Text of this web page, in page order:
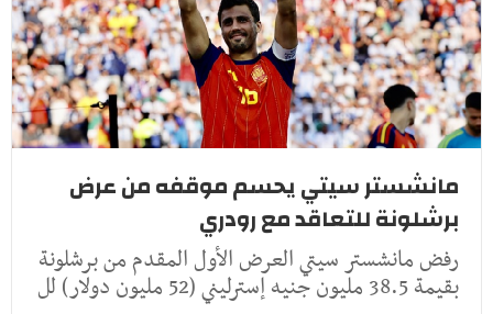
مانشستر سيتي يحسم موقفه من عرض
برشلونة للتعاقد مع رودري
رفض مانشستر سيتي العرض الأول المقدم من برشلونة
بقيمة 38.5 مليون جنيه إسترليني (52 مليون دولار) لل